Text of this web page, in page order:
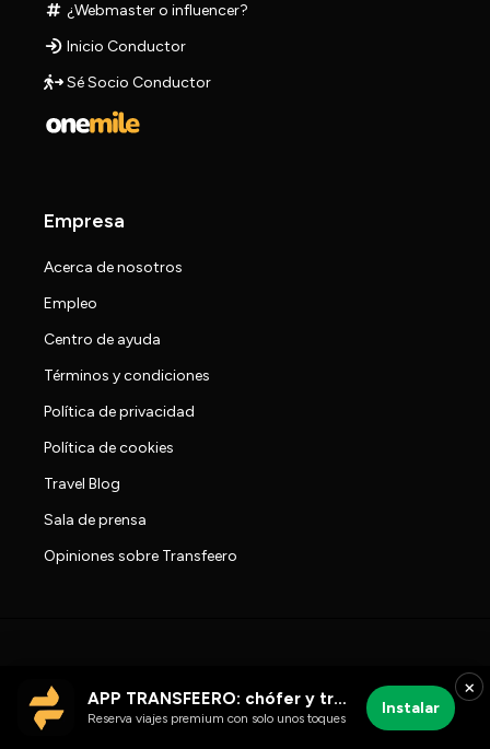
¿Webmaster o influencer?
Inicio Conductor
Sé Socio Conductor
Empresa
Acerca de nosotros
Empleo
Centro de ayuda
Términos y condiciones
Política de privacidad
Política de cookies
Travel Blog
Sala de prensa
Opiniones sobre Transfeero
×
APP TRANSFEERO: chófer y traslados al aeropuerto
Reserva viajes premium con solo unos toques
Instalar